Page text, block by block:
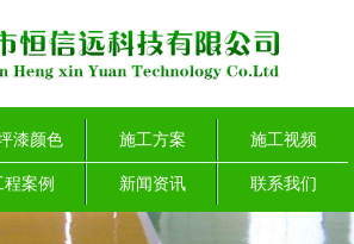
漆颜色 施工方案 施工视频
程案例 新闻资讯 联系我们